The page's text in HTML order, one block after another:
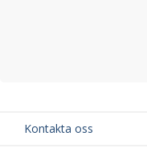
Kontakta oss